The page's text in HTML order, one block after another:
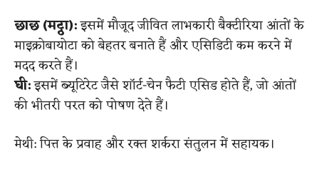
छाछ (मट्ठा):इसमें मौजूद जीवित लाभकारी बैक्टीरिया आंतों के
माइक्रोबायोटा को बेहतर बनाते हैं और एसिडिटी कम करने में
मदद करते हैं।
घी:इसमें ब्यूटिरेट जैसे शॉर्ट-चेन फैटी एसिड होते हैं, जो आंतों
की भीतरी परत को पोषण देते हैं।
मेथी: पित्त के प्रवाह और रक्त शर्करा संतुलन में सहायक।